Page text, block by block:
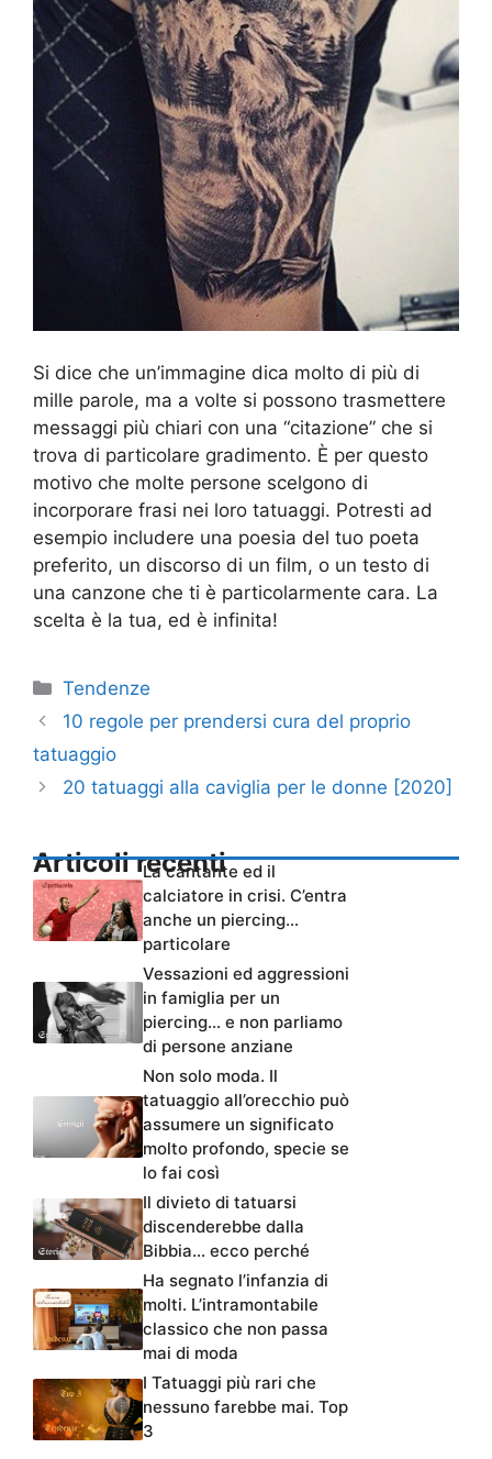
Si dice che un’immagine dica molto di più di
mille parole, ma a volte si possono trasmettere
messaggi più chiari con una “citazione” che si
trova di particolare gradimento. È per questo
motivo che molte persone scelgono di
incorporare frasi nei loro tatuaggi. Potresti ad
esempio includere una poesia del tuo poeta
preferito, un discorso di un film, o un testo di
una canzone che ti è particolarmente cara. La
scelta è la tua, ed è infinita!
Categorie
Tendenze
10 regole per prendersi cura del proprio
tatuaggio
20 tatuaggi alla caviglia per le donne [2020]
Articoli recenti
La cantante ed il
calciatore in crisi. C’entra
anche un piercing…
particolare
Vessazioni ed aggressioni
in famiglia per un
piercing… e non parliamo
di persone anziane
Non solo moda. Il
tatuaggio all’orecchio può
assumere un significato
molto profondo, specie se
lo fai così
Il divieto di tatuarsi
discenderebbe dalla
Bibbia… ecco perché
Ha segnato l’infanzia di
molti. L’intramontabile
classico che non passa
mai di moda
I Tatuaggi più rari che
nessuno farebbe mai. Top
3